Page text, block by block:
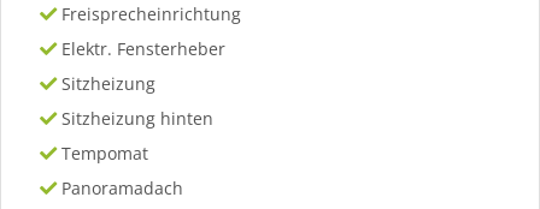
Freisprecheinrichtung
Elektr. Fensterheber
Sitzheizung
Sitzheizung hinten
Tempomat
Panoramadach